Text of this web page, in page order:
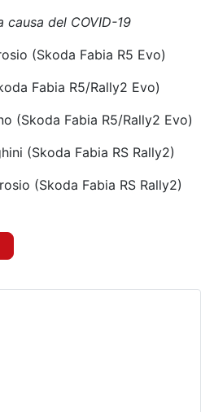
del COVID-19
(Skoda Fabia R5 Evo)
Fabia R5/Rally2 Evo)
(Skoda Fabia R5/Rally2 Evo)
(Skoda Fabia RS Rally2)
(Skoda Fabia RS Rally2)